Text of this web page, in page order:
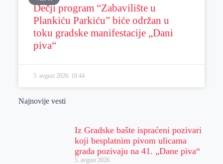
Dečji program “Zabavilište u
Plankiću Parkiću” biće održan u
toku gradske manifestacije „Dani
piva“
5. avgust 2026. 10:44
Najnovije vesti
Iz Gradske bašte ispraćeni pozivari
koji besplatnim pivom ulicama
grada pozivaju na 41. „Dane piva“
5. avgust 2026.